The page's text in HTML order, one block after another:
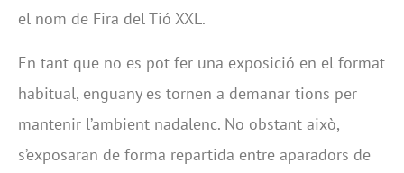
el nom de Fira del Tió XXL.
En tant que no es pot fer una exposició en el format
habitual, enguany es tornen a demanar tions per
mantenir l’ambient nadalenc. No obstant això,
s’exposaran de forma repartida entre aparadors de